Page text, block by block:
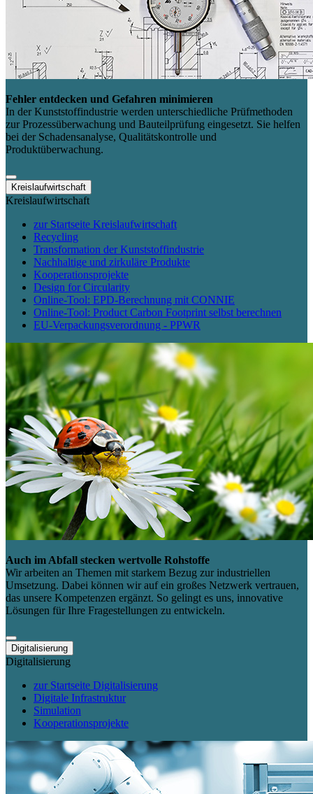
Fehler entdecken und Gefahren minimieren
In der Kunststoffindustrie werden unterschiedliche Prüfmethoden
zur Prozessüberwachung und Bauteilprüfung eingesetzt. Sie helfen
bei der Schadensanalyse, Qualitätskontrolle und
Produktüberwachung.
Kreislaufwirtschaft
Kreislaufwirtschaft
zur Startseite Kreislaufwirtschaft
Recycling
Transformation der Kunststoffindustrie
Nachhaltige und zirkuläre Produkte
Kooperationsprojekte
Design for Circularity
Online-Tool: EPD-Berechnung mit CONNIE
Online-Tool: Product Carbon Footprint selbst berechnen
EU-Verpackungsverordnung - PPWR
Auch im Abfall stecken wertvolle Rohstoffe
Wir arbeiten an Themen mit starkem Bezug zur industriellen
Umsetzung. Dabei können wir auf ein großes Netzwerk vertrauen,
das unsere Kompetenzen ergänzt. So gelingt es uns, innovative
Lösungen für Ihre Fragestellungen zu entwickeln.
Digitalisierung
Digitalisierung
zur Startseite Digitalisierung
Digitale Infrastruktur
Simulation
Kooperationsprojekte